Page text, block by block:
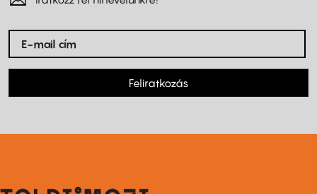
Feliratkozás